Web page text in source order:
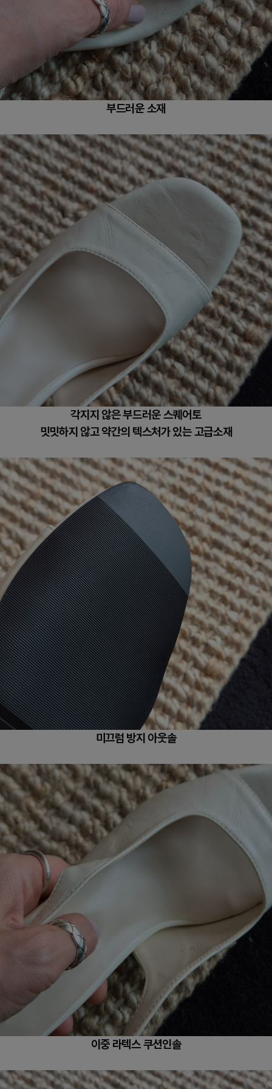
부드러운 소재
각지지 않은 부드러운 스퀘어토
밋밋하지 않고 약간의 텍스처가 있는고급소재
미끄럼 방지 아웃솔
이중 라텍스 쿠션인솔